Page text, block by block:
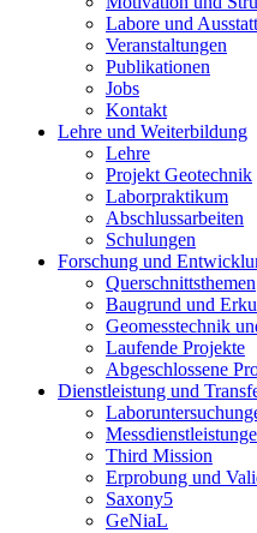
Labore und
Veranstaltungen
Publikationen
Jobs
Kontakt
Lehre und Weiterbildung
Lehre
Projekt Geotechnik
Laborpraktikum
Abschlussarbeiten
Schulungen
Forschung und
Querschnittsthemen
Baugrund und
Geomesstechnik
Laufende Projekte
Abgeschlossene
Dienstleistung und
Third Mission
Erprobung und
Saxony5
GeNiaL